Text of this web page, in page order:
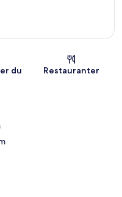
du
Restauranter